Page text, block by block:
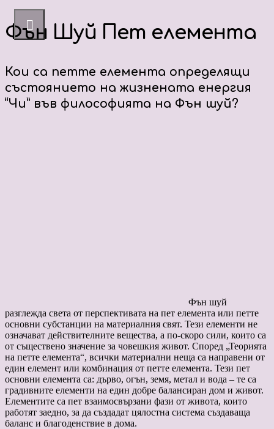
Фън Шуй Пет елемента
Кои са петте елемента определящи
състоянието на жизнената енергия
“Чи” във философията на Фън шуй?
Фън шуй
разглежда света от перспективата на пет елемента или петте
основни субстанции на материалния свят. Тези елементи не
означават действителните вещества, а по-скоро сили, които са
от съществено значение за човешкия живот. Според „Теорията
на петте елемента“, всички материални неща са направени от
един елемент или комбинация от петте елемента. Тези пет
основни елемента са: дърво, огън, земя, метал и вода – те са
градивните елементи на един добре балансиран дом и живот.
Елементите са пет взаимосвързани фази от живота, които
работят заедно, за да създадат цялостна система създаваща
баланс и благоденствие в дома.